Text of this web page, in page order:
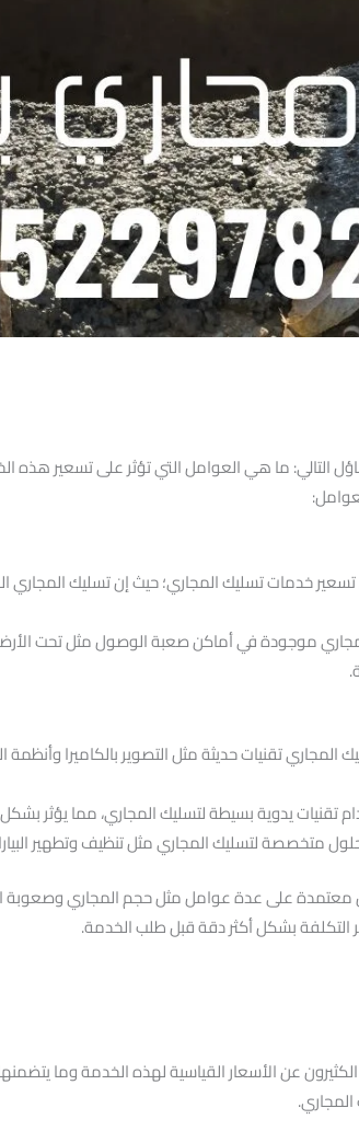
التالي: ما هي العوامل التي تؤثر على تسعير هذه
خدمات تسليك المجاري؛ حيث إن تسليك
موجودة في أماكن صعبة الوصول مثل تحت
تقنيات حديثة مثل التصوير بالكاميرا
تقنيات يدوية بسيطة لتسليك المجاري، مما يؤثر
متخصصة لتسليك المجاري مثل تنظيف وتطهير
معتمدة على عدة عوامل مثل حجم المجاري وصعوبة
بشكل أكثر دقة قبل طلب الخدمة.
عن الأسعار القياسية لهذه الخدمة وما